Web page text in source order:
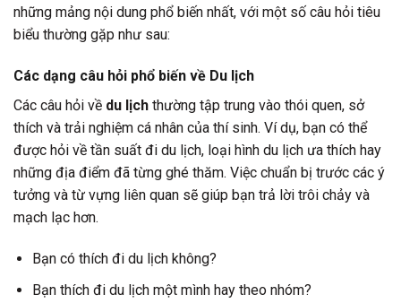
những mảng nội dung phổ biến nhất, với một số câu hỏi tiêu
biểu thường gặp như sau:
Các dạng câu hỏi phổ biến về Du lịch
Các câu hỏi về du lịch thường tập trung vào thói quen, sở
thích và trải nghiệm cá nhân của thí sinh. Ví dụ, bạn có thể
được hỏi về tần suất đi du lịch, loại hình du lịch ưa thích hay
những địa điểm đã từng ghé thăm. Việc chuẩn bị trước các ý
tưởng và từ vựng liên quan sẽ giúp bạn trả lời trôi chảy và
mạch lạc hơn.
Bạn có thích đi du lịch không?
Bạn thích đi du lịch một mình hay theo nhóm?